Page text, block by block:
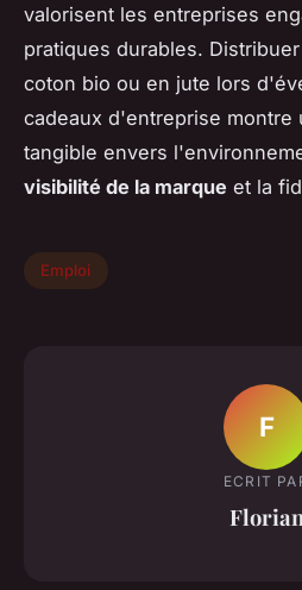
valorisent les entreprises
pratiques durables.
coton bio ou en jute lors
cadeaux d'entreprise montre
tangible envers
visibilité de la marque et la
Emploi
F
ECRIT